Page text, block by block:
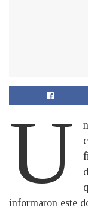
U
informaron este